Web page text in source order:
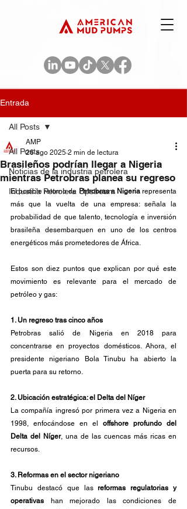
Entrada
All Posts
Noticias de la industria petrolera
Industria Petrolera Upstream
All Posts
Brasileños podrían llegar a Nigeria
mientras Petrobras planea su regreso
AMP
26 ago 2025 2 min de lectura
El posible retorno de Petrobras a Nigeria representa
más que la vuelta de una empresa: señala la
probabilidad de que talento, tecnología e inversión
brasileña desembarquen en uno de los centros
energéticos más prometedores de África.
Estos son diez puntos que explican por qué este
movimiento es relevante para el mercado de
petróleo y gas:
1. Un regreso tras cinco años
Petrobras salió de Nigeria en 2018 para
concentrarse en proyectos domésticos. Ahora, el
presidente nigeriano Bola Tinubu ha abierto la
puerta para su retorno.
2. Ubicación estratégica: el Delta del Níger
La compañía ingresó por primera vez a Nigeria en
1998, enfocándose en el offshore profundo del
Delta del Níger, una de las cuencas más ricas en
recursos.
3. Reformas en el sector nigeriano
Tinubu destacó que las reformas regulatorias y
operativas han mejorado las condiciones de